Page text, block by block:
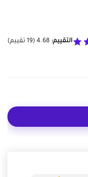
التقييم: 4.68
(
19 تقييم)